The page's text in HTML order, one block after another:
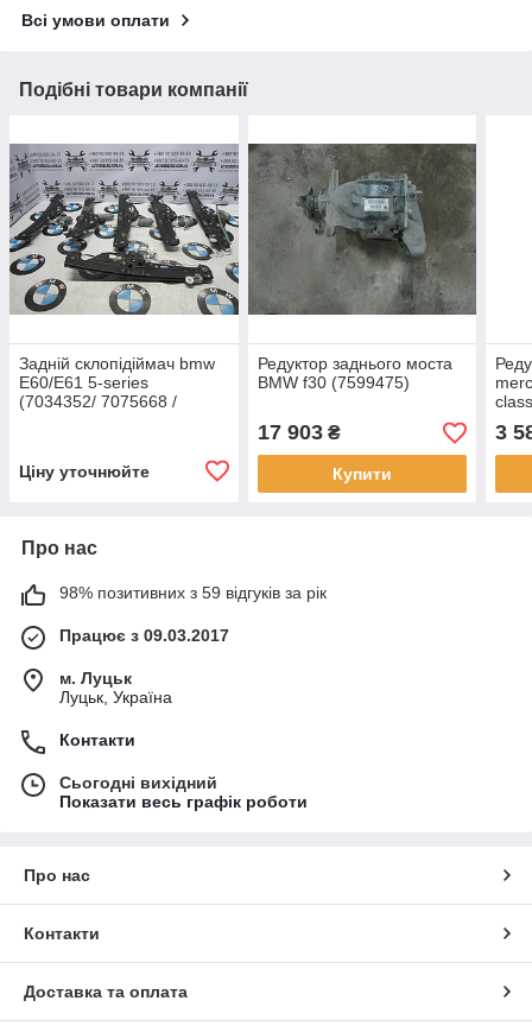
Всі умови оплати
Подібні товари компанії
Задній склопідіймач bmw
E60/E61 5-series
(7034352/ 7075668 /
Ціну уточнюйте
Редуктор заднього моста
BMW f30 (7599475)
17 903₴
Купити
3
Про нас
98% позитивних з 59 відгуків за рік
Працює з 09.03.2017
м. Луцьк
Луцьк, Україна
Контакти
Сьогодні вихідний
Показати весь графік роботи
Про нас
Контакти
Доставка та оплата